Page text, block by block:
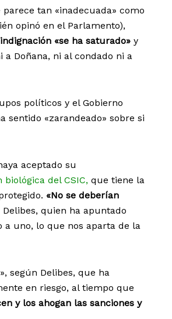
tan «inadecuada» como
opinó en el Parlamento),
«se ha saturado» y
Doñana, ni al condado ni a
políticos y el Gobierno
sentido «zarandeado» sobre si
aceptado su
biológica del CSIC, que tiene la
«No se deberían
Delibes, quien ha apuntado
a uno, lo que nos aparta de la
según Delibes, que ha
en riesgo, al tiempo que
y los ahogan las sanciones y